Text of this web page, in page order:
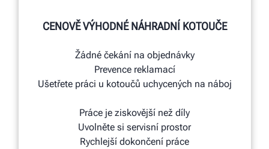
CENOVĚ VÝHODNÉ NÁHRADNÍ KOTOUČE
Žádné čekání na objednávky
Prevence reklamací
Ušetřete práci u kotoučů uchycených na náboj
Práce je ziskovější než díly
Uvolněte si servisní prostor
Rychlejší dokončení práce